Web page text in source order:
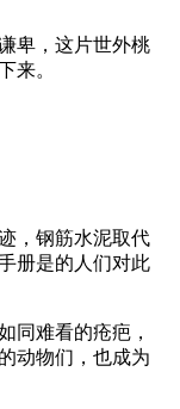
卑，这片世外桃
来。
，钢筋水泥取代
册是的人们对此
同难看的疮疤，
动物们，也成为